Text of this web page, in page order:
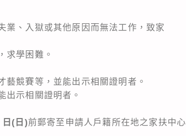
業、入獄或其他原因而無法工作，致家
求學困難。
競賽等，並能出示相關證明者。
出示相關證明者。
(日)前郵寄至申請人戶籍所在地之家扶中心